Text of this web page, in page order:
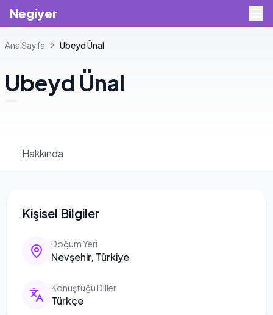
Negiyer
Ana Sayfa UbeydÜnal
Ubeyd Ünal
Hakkında
Kişisel Bilgiler
Doğum Yeri
Nevşehir, Türkiye
Konuştuğu Diller
Türkçe